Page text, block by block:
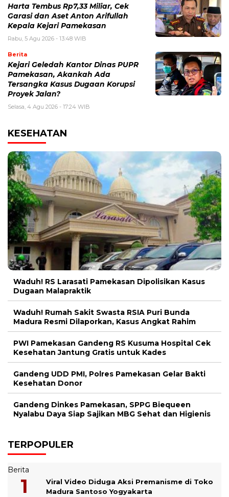
Harta Tembus Rp7,33 Miliar, Cek
Garasi dan Aset Anton Arifullah
Kepala Kejari Pamekasan
Rabu, 5 Agu 2026 - 13:48 WIB
Berita
Kejari Geledah Kantor Dinas PUPR
Pamekasan, Akankah Ada
Tersangka Kasus Dugaan Korupsi
Proyek Jalan?
Selasa, 4 Agu 2026 - 17:24 WIB
KESEHATAN
Waduh! RS Larasati Pamekasan Dipolisikan Kasus
Dugaan Malapraktik
Waduh! Rumah Sakit Swasta RSIA Puri Bunda
Madura Resmi Dilaporkan, Kasus Angkat Rahim
PWI Pamekasan Gandeng RS Kusuma Hospital Cek
Kesehatan Jantung Gratis untuk Kades
Gandeng UDD PMI, Polres Pamekasan Gelar Bakti
Kesehatan Donor
Gandeng Dinkes Pamekasan, SPPG Biequeen
Nyalabu Daya Siap Sajikan MBG Sehat dan Higienis
TERPOPULER
Berita
Viral Video Diduga Aksi Premanisme di Toko
Madura Santoso Yogyakarta